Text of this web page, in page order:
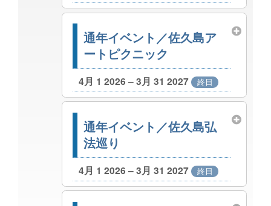
通年イベント／佐久島ア
ートピクニック
4月 1 2026 – 3月 31 2027 終日
通年イベント／佐久島弘
法巡り
4月 1 2026 – 3月 31 2027 終日